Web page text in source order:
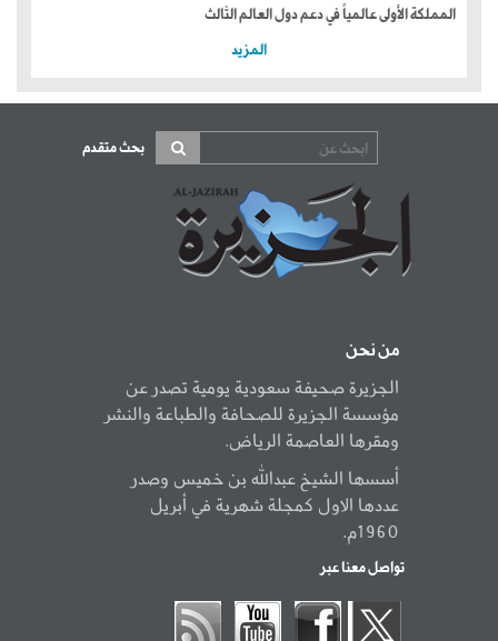
المملكة الأولى عالمياً في دعم دول العالم الثالث
المزيد
بحث متقدم
من نحن
الجزيرة صحيفة سعودية يومية تصدر عن
مؤسسة الجزيرة للصحافة والطباعة والنشر
ومقرها العاصمة الرياض.
أسسها الشيخ عبدالله بن خميس وصدر
عددها الاول كمجلة شهرية في أبريل
1960م.
تواصل معنا عبر